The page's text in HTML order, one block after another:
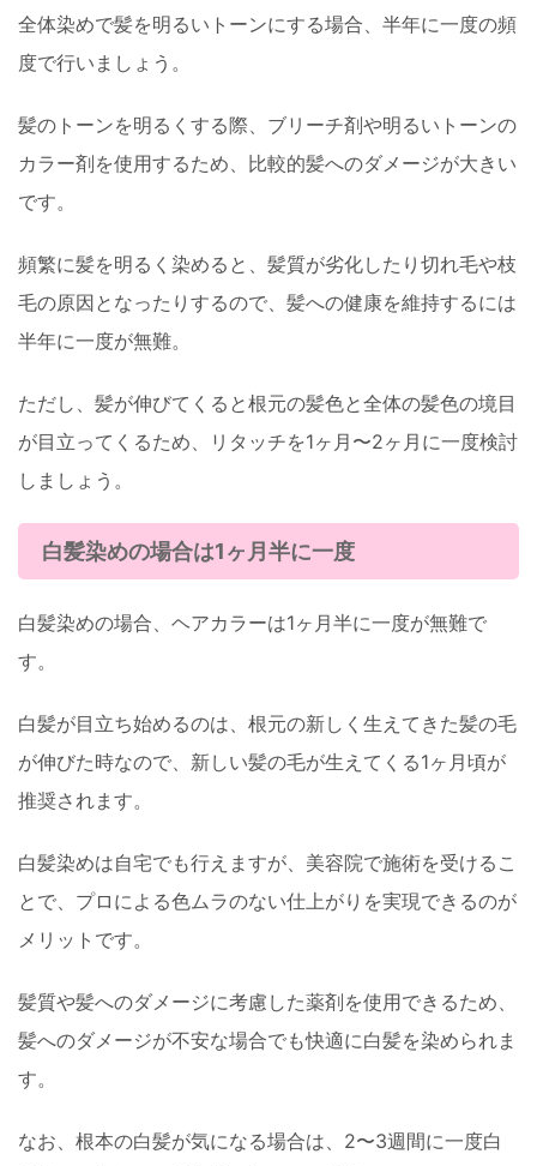
全体染めで髪を明るいトーンにする場合、半年に一度の頻
度で行いましょう。
髪のトーンを明るくする際、ブリーチ剤や明るいトーンの
カラー剤を使用するため、比較的髪へのダメージが大きい
です。
頻繁に髪を明るく染めると、髪質が劣化したり切れ毛や枝
毛の原因となったりするので、髪への健康を維持するには
半年に一度が無難。
ただし、髪が伸びてくると根元の髪色と全体の髪色の境目
が目立ってくるため、リタッチを1ヶ月〜2ヶ月に一度検討
しましょう。
白髪染めの場合は1ヶ月半に一度
白髪染めの場合、ヘアカラーは1ヶ月半に一度が無難で
す。
白髪が目立ち始めるのは、根元の新しく生えてきた髪の毛
が伸びた時なので、新しい髪の毛が生えてくる1ヶ月頃が
推奨されます。
白髪染めは自宅でも行えますが、美容院で施術を受けるこ
とで、プロによる色ムラのない仕上がりを実現できるのが
メリットです。
髪質や髪へのダメージに考慮した薬剤を使用できるため、
髪へのダメージが不安な場合でも快適に白髪を染められま
す。
なお、根本の白髪が気になる場合は、2〜3週間に一度白